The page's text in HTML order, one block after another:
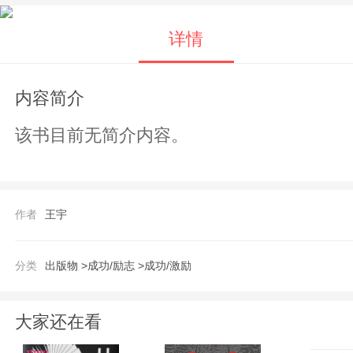
详情
内容简介
该书目前无简介内容。
作者 王宇
分类 出版物 >成功/励志 >成功/激励
大家还在看